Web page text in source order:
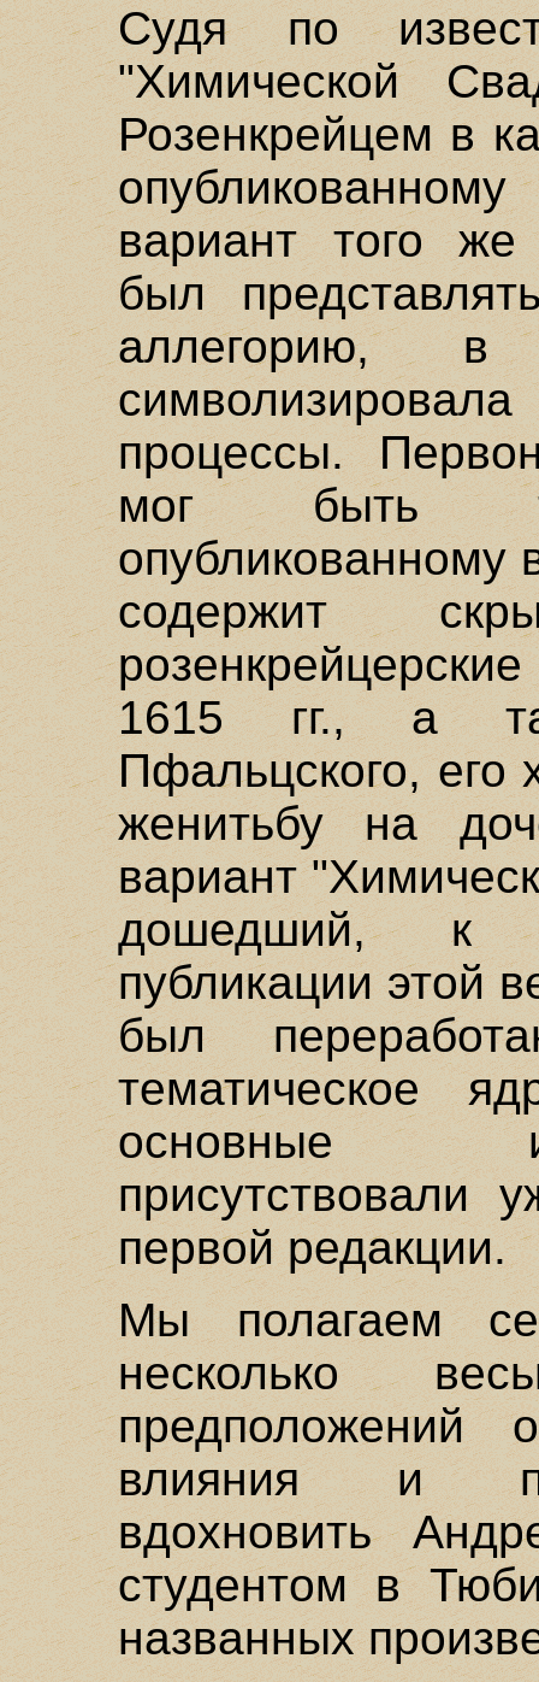
Судя по
"Химической
Розенкрейцем в
вариант того же
был
аллегорию, в
процессы.
мог быть
опубликованному
содержит
1615 гг., а
Пфальцского, его
женитьбу на
вариант
дошедший, к
публикации этой
был
тематическое
основные
присутствовали
первой редакции.
Мы полагаем
несколько
влияния и
вдохновить
студентом в
названных